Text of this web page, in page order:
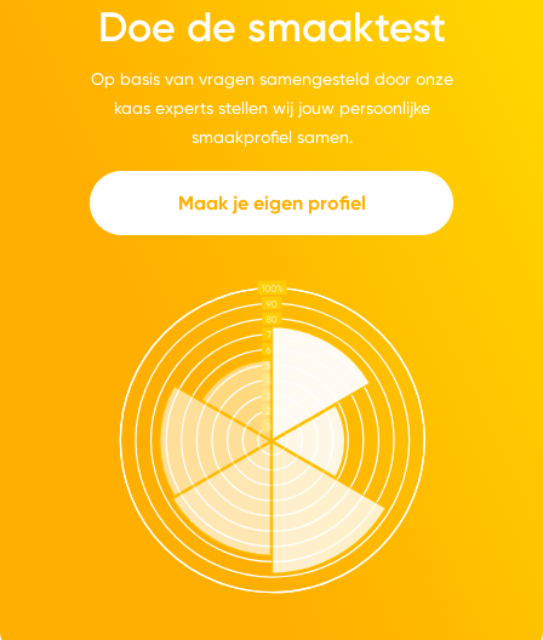
Doe de smaaktest
Op basis van vragen samengesteld door onze
kaas experts stellen wij jouw persoonlijke
smaakprofiel samen.
Maak je eigen profiel